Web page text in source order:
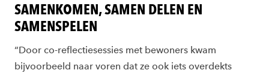
SAMENKOMEN, SAMEN DELEN EN
SAMENSPELEN
“Door co-reflectiesessies met bewoners kwam
bijvoorbeeld naar voren dat ze ook iets overdekts